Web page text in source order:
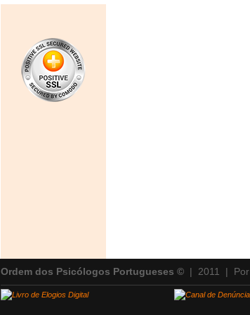
Ordem dos Psicólogos Portugueses © | 2011 | Por